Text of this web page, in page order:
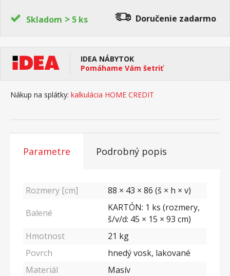
Skladom > 5 ks Doručenie zadarmo
IDEA NÁBYTOK
Pomáhame Vám šetriť
Nákup na splátky: kalkulácia HOME CREDIT
Parametre Podrobný popis
Rozmery [cm]
88 × 43 × 86 (š × h × v)
Balené
KARTÓN: 1 ks (rozmery,
š/v/d: 45 × 15 × 93 cm)
Hmotnost
21 kg
Povrch
hnedý vosk, lakované
Materiál
Masív